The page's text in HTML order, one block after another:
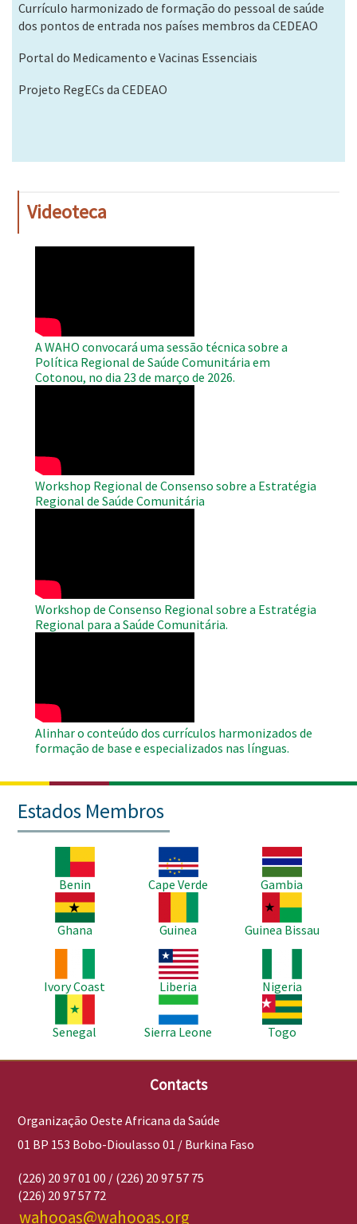
Currículo harmonizado de formação do pessoal de saúde
dos pontos de entrada nos países membros da CEDEAO
Portal do Medicamento e Vacinas Essenciais
Projeto RegECs da CEDEAO
Videoteca
A WAHO convocará uma sessão técnica sobre a
Política Regional de Saúde Comunitária em
Cotonou, no dia 23 de março de 2026.
Workshop Regional de Consenso sobre a Estratégia
Regional de Saúde Comunitária
Workshop de Consenso Regional sobre a Estratégia
Regional para a Saúde Comunitária.
Alinhar o conteúdo dos currículos harmonizados de
formação de base e especializados nas línguas.
Estados Membros
Benin
Imagem
Cape Verde
Imagem
Gambia
Imagem
Ghana
Guinea
Imagem
Guinea Bissau
Ivory Coast
Imagem
Liberia
Nigeria
Imagem
Senegal
Imagem
Sierra Leone
Imagem
Togo
Contacts
Organização Oeste Africana da Saúde
01 BP 153 Bobo-Dioulasso 01 / Burkina Faso
(226) 20 97 01 00 / (226) 20 97 57 75
(226) 20 97 57 72
wahooas@wahooas.org